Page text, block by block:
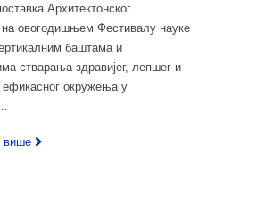
Архитектонског
овогодишњем Фестивалу науке
баштама и
стварања здравијег, лепшег и
ефикасног окружења у
више